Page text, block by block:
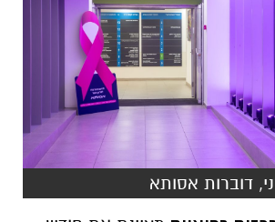
דוברות אסותא
רפואיים
מציינת את חודש
לסרטן השד, הנערך מדי שנה
שורה של יוזמות שמטרתן